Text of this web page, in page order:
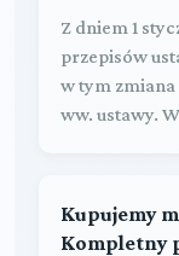
Z dniem 1
przepisów
w tym zmiana
ww. ustawy.
Kupujemy
Kompletny